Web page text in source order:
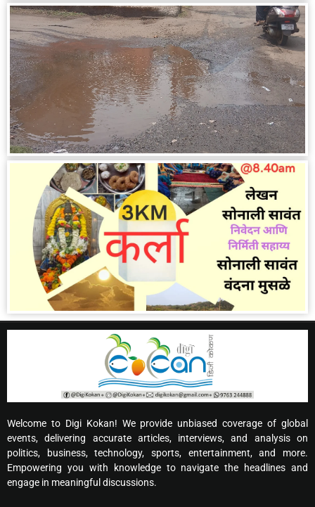
Welcome to Digi Kokan! We provide unbiased coverage of global
events, delivering accurate articles, interviews, and analysis on
politics, business, technology, sports, entertainment, and more.
Empowering you with knowledge to navigate the headlines and
engage in meaningful discussions.